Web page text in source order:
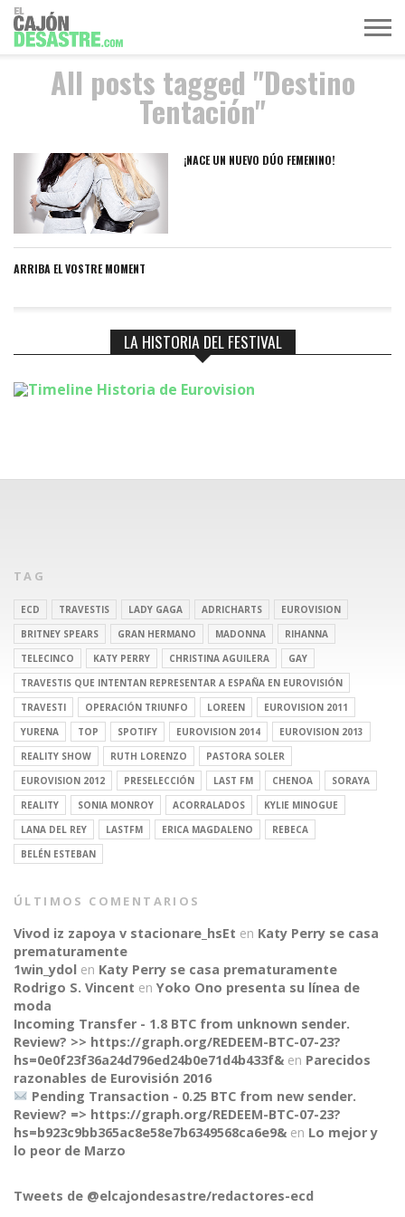
CONNECT
MÚSICA
TELEVISIÓN
POLÍTICA
ACTUALIDAD
EUROVISIÓN
All posts tagged "Destino
Tentación"
¡NACE UN NUEVO DÚO FEMENINO!
ARRIBA EL VOSTRE MOMENT
LA HISTORIA DEL FESTIVAL
TAG
ECD TRAVESTIS LADY GAGA ADRICHARTS
EUROVISION
BRITNEY SPEARS
GRAN HERMANO MADONNA
RIHANNA
TELECINCO
KATY PERRY CHRISTINA AGUILERA
GAY
TRAVESTIS QUE INTENTAN REPRESENTAR A ESPAÑA EN EUROVISIÓN
TRAVESTI
OPERACIÓN TRIUNFO LOREEN
EUROVISION 2011
YURENA
TOP SPOTIFY EUROVISION 2014
EUROVISION 2013
REALITY SHOW
RUTH LORENZO
PASTORA SOLER
EUROVISION 2012
PRESELECCIÓN LAST FM CHENOA
SORAYA
REALITY
SONIA MONROY ACORRALADOS
KYLIE MINOGUE
LANA DEL REY
LASTFM ERICA MAGDALENO
REBECA
BELÉN ESTEBAN
ÚLTIMOS COMENTARIOS
Vivod iz zapoya v stacionare_hsEt en Katy Perry se casa
prematuramente
1win_ydol en Katy Perry se casa prematuramente
Rodrigo S. Vincent en Yoko Ono presenta su línea de
moda
Incoming Transfer - 1.8 BTC from unknown sender.
Review? >> https://graph.org/REDEEM-BTC-07-23?
hs=0e0f23f36a24d796ed24b0e71d4b433f& en Parecidos
razonables de Eurovisión 2016
Pending Transaction - 0.25 BTC from new sender.
Review? => https://graph.org/REDEEM-BTC-07-23?
hs=b923c9bb365ac8e58e7b6349568ca6e9& en Lo mejor y
lo peor de Marzo
Tweets de @elcajondesastre/redactores-ecd